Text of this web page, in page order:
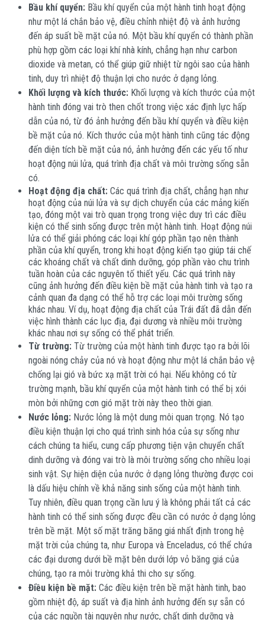
Bầu khí quyển: Bầu khí quyển của một hành tinh hoạt động
như một lá chắn bảo vệ, điều chỉnh nhiệt độ và ảnh hưởng
đến áp suất bề mặt của nó. Một bầu khí quyển có thành phần
phù hợp gồm các loại khí nhà kính, chẳng hạn như carbon
dioxide và metan, có thể giúp giữ nhiệt từ ngôi sao của hành
tinh, duy trì nhiệt độ thuận lợi cho nước ở dạng lỏng.
Khối lượng và kích thước: Khối lượng và kích thước của một
hành tinh đóng vai trò then chốt trong việc xác định lực hấp
dẫn của nó, từ đó ảnh hưởng đến bầu khí quyển và điều kiện
bề mặt của nó. Kích thước của một hành tinh cũng tác động
đến diện tích bề mặt của nó, ảnh hưởng đến các yếu tố như
hoạt động núi lửa, quá trình địa chất và môi trường sống sẵn
có.
Hoạt động địa chất: Các quá trình địa chất, chẳng hạn như
hoạt động của núi lửa và sự dịch chuyển của các mảng kiến ​​
tạo, đóng một vai trò quan trọng trong việc duy trì các điều
kiện có thể sinh sống được trên một hành tinh. Hoạt động núi
lửa có thể giải phóng các loại khí góp phần tạo nên thành
phần của khí quyển, trong khi hoạt động kiến ​​tạo giúp tái chế
các khoáng chất và chất dinh dưỡng, góp phần vào chu trình
tuần hoàn của các nguyên tố thiết yếu. Các quá trình này
cũng ảnh hưởng đến điều kiện bề mặt của hành tinh và tạo ra
cảnh quan đa dạng có thể hỗ trợ các loại môi trường sống
khác nhau. Ví dụ, hoạt động địa chất của Trái đất đã dẫn đến
việc hình thành các lục địa, đại dương và nhiều môi trường
khác nhau nơi sự sống có thể phát triển.
Từ trường: Từ trường của một hành tinh được tạo ra bởi lõi
ngoài nóng chảy của nó và hoạt động như một lá chắn bảo vệ
chống lại gió và bức xạ mặt trời có hại. Nếu không có từ
trường mạnh, bầu khí quyển của một hành tinh có thể bị xói
mòn bởi những cơn gió mặt trời này theo thời gian.
Nước lỏng: Nước lỏng là một dung môi quan trọng. Nó tạo
điều kiện thuận lợi cho quá trình sinh hóa của sự sống như
cách chúng ta hiểu, cung cấp phương tiện vận chuyển chất
dinh dưỡng và đóng vai trò là môi trường sống cho nhiều loại
sinh vật. Sự hiện diện của nước ở dạng lỏng thường được coi
là dấu hiệu chính về khả năng sinh sống của một hành tinh.
Tuy nhiên, điều quan trọng cần lưu ý là không phải tất cả các
hành tinh có thể sinh sống được đều cần có nước ở dạng lỏng
trên bề mặt. Một số mặt trăng băng giá nhất định trong hệ
mặt trời của chúng ta, như Europa và Enceladus, có thể chứa
các đại dương dưới bề mặt bên dưới lớp vỏ băng giá của
chúng, tạo ra môi trường khả thi cho sự sống.
Điều kiện bề mặt: Các điều kiện trên bề mặt hành tinh, bao
gồm nhiệt độ, áp suất và địa hình ảnh hưởng đến sự sẵn có
của các nguồn tài nguyên như nước, chất dinh dưỡng và